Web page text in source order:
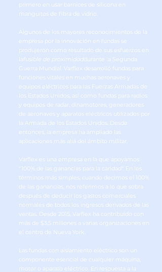
primero en usar barnices de silicona en
manguitos de fibra de vidrio.
Algunos de los mayores reconocimientos de la
empresa por la innovación en fundas se
produjeron como resultado de sus esfuerzos en
fusible de proximidaddurante la Segunda
Guerra Mundial. Varflex desarrolló fundas para
funciones vitales en muchas aeronaves y
equipos eléctricos para las Fuerzas Armadas de
los Estados Unidos, así como fundas para radios
y equipos de radar, dinamotores, generadores
de aeronaves y aparatos eléctricos utilizados por
la Armada de los Estados Unidos. Desde
entonces, la empresa ha ampliado las
aplicaciones más allá del ámbito militar.
Varflex es una empresa en la que apoyamos
"100% de las ganancias para la caridad". En los
términos más simples, cuando decimos el 100%
de las ganancias, nos referimos a lo que sobra
después de deducir los gastos comerciales
normales de todos los ingresos derivados de las
ventas. Desde 2015, Varflex ha contribuido con
más de $3,5 millones a varias organizaciones en
el centro de Nueva York.
Las fundas con aislamiento eléctrico son un
componente esencial de cualquier máquina,
motor o aparato eléctrico. En respuesta a la